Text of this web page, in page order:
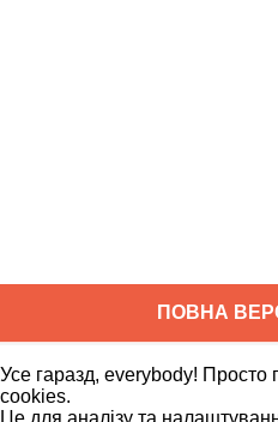
ПОВНА
Copyright ©
Всі права
Усе гаразд, everybody!
cookies.
Це для аналізу та